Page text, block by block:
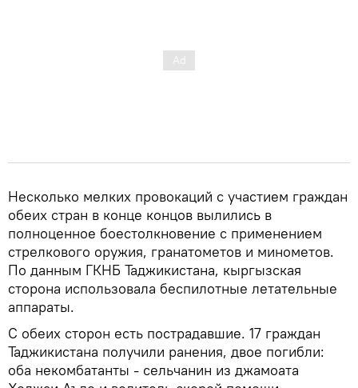
Несколько мелких провокаций с участием граждан
обеих стран в конце концов вылились в
полноценное боестолкновение с применением
стрелкового оружия, гранатометов и минометов.
По данным ГКНБ Таджикистана, кыргызская
сторона использовала беспилотные летательные
аппараты.
С обеих сторон есть пострадавшие. 17 граждан
Таджикистана получили ранения, двое погибли:
оба некомбатанты - сельчанин из джамоата